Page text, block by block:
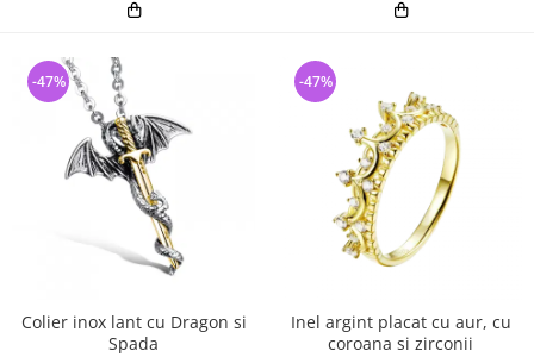
Colier inox lant cu Dragon si
Spada
-47%
Inel argint placat cu aur, cu
coroana si zirconii
-47%